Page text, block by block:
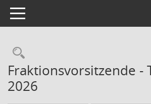
Toggle navigation
Fraktionsvorsitzende -
2026